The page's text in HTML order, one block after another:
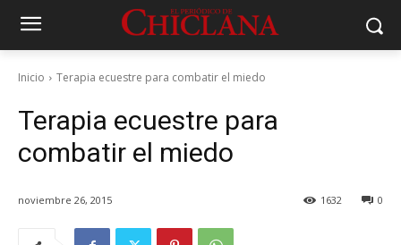
Inicio Terapia ecuestre para combatir el miedo
Terapia ecuestre para
combatir el miedo
noviembre 26, 2015 0
1632